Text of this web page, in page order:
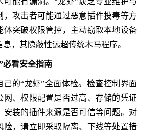
，攻击者可能通过恶意插件投毒等方
体突破权限管控，主动窃取本地设备
，其隐蔽性远超传统木马程序。
必看安全指南
的“龙虾”全面体检。检查控制界面
网、权限配置是否过高、存储的凭证
安装的插件来源是否可信等问题。对
险，请立即采取隔离、下线等处置措